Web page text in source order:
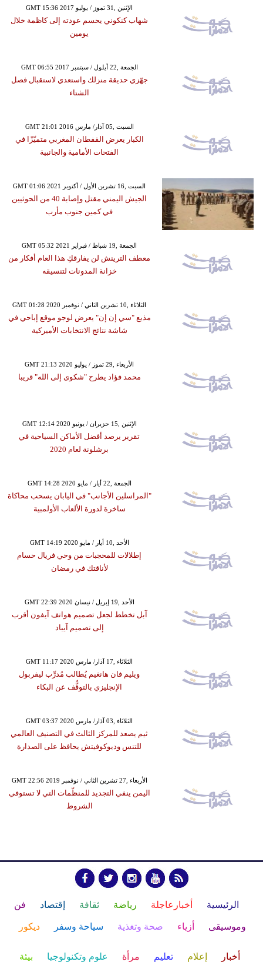
GMT 15:36 2017 الإثنين ,31 تموز / يوليو
شهاب كنكوني يحسم عودته إلى كاظمة خلال
يومين
GMT 06:55 2017 الجمعة ,22 أيلول / سبتمبر
جهّزي حديقة منزلك واستعدي لاستقبال فصل
الشتاء
GMT 21:01 2016 السبت ,05 آذار/ مارس
الكبار يعرض القفطان المغربي متميّزًا في
الفتحات الأمامية والجانبية
GMT 01:06 2021 السبت ,16 تشرين الأول / أكتوبر
الجيش اليمني مقتل وإصابة 40 من الحوثيين
في كمين جنوب مأرب
GMT 05:32 2021 الجمعة ,19 شباط / فبراير
معطف الترينش لن يفارقكِ هذا العام أفكار من
خزانة المدونات لتنسيقه
GMT 01:28 2020 الثلاثاء ,10 تشرين الثاني / نوفمبر
مذيع "سي إن إن" يعرض لوجو موقع إباحي في
شاشة نتائج الانتخابات الأميركية
GMT 21:13 2020 الأربعاء ,29 تموز / يوليو
محمد فؤاد يطرح "شكوى إلى الله" قريبا
GMT 12:14 2020 الإثنين ,15 حزيران / يونيو
تقرير يرصد أفضل الأماكن السياحية في
برشلونة لعام 2020
GMT 14:28 2020 الجمعة ,22 أيار / مايو
"المراسلين الأجانب" في اليابان يسحب محاكاة
ساخرة لدورة الألعاب الأولمبية
GMT 14:19 2020 الأحد ,10 أيار / مايو
إطلالات للمحجبات من وحي فريال حسام
لأناقتك في رمضان
GMT 22:39 2020 الأحد ,19 إبريل / نيسان
آبل تخطط لجعل تصميم هواتف آيفون أقرب
إلى تصميم آيباد
GMT 11:17 2020 الثلاثاء ,17 آذار/ مارس
ويليم فان هانغيم يُطالب مُدرِّب ليفربول
الإنجليزي بالتوقُّف عن البكاء
GMT 03:37 2020 الثلاثاء ,03 آذار/ مارس
ثيم يصعد للمركز الثالث في التصنيف العالمي
للتنس وديوكوفيتش يحافظ على الصدارة
GMT 22:56 2019 الأربعاء ,27 تشرين الثاني / نوفمبر
اليمن ينفي التجديد للمنظّمات التي لا تستوفي
الشروط
الرئيسية أخبارعاجلة رياضة ثقافة إقتصاد فن
وموسيقى أزياء صحة وتغذية سياحة وسفر ديكور
أخبار إعلام تعليم مرأة علوم وتكنولوجيا بيئة